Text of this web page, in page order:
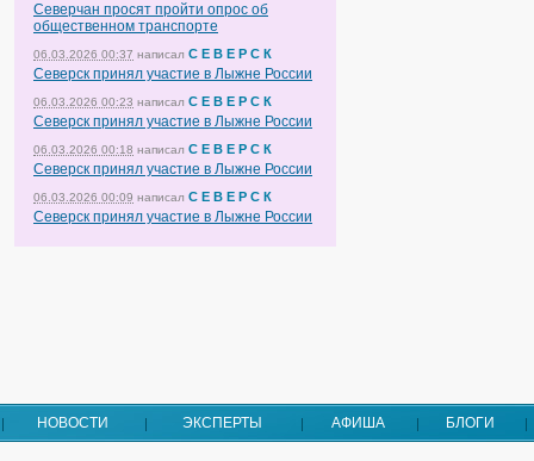
Северчан просят пройти опрос об
общественном транспорте
06.03.2026 00:37 написал С Е В Е Р С К
Северск принял участие в Лыжне России
06.03.2026 00:23 написал С Е В Е Р С К
Северск принял участие в Лыжне России
06.03.2026 00:18 написал С Е В Е Р С К
Северск принял участие в Лыжне России
06.03.2026 00:09 написал С Е В Е Р С К
Северск принял участие в Лыжне России
НОВОСТИ ЭКСПЕРТЫ АФИША БЛОГИ